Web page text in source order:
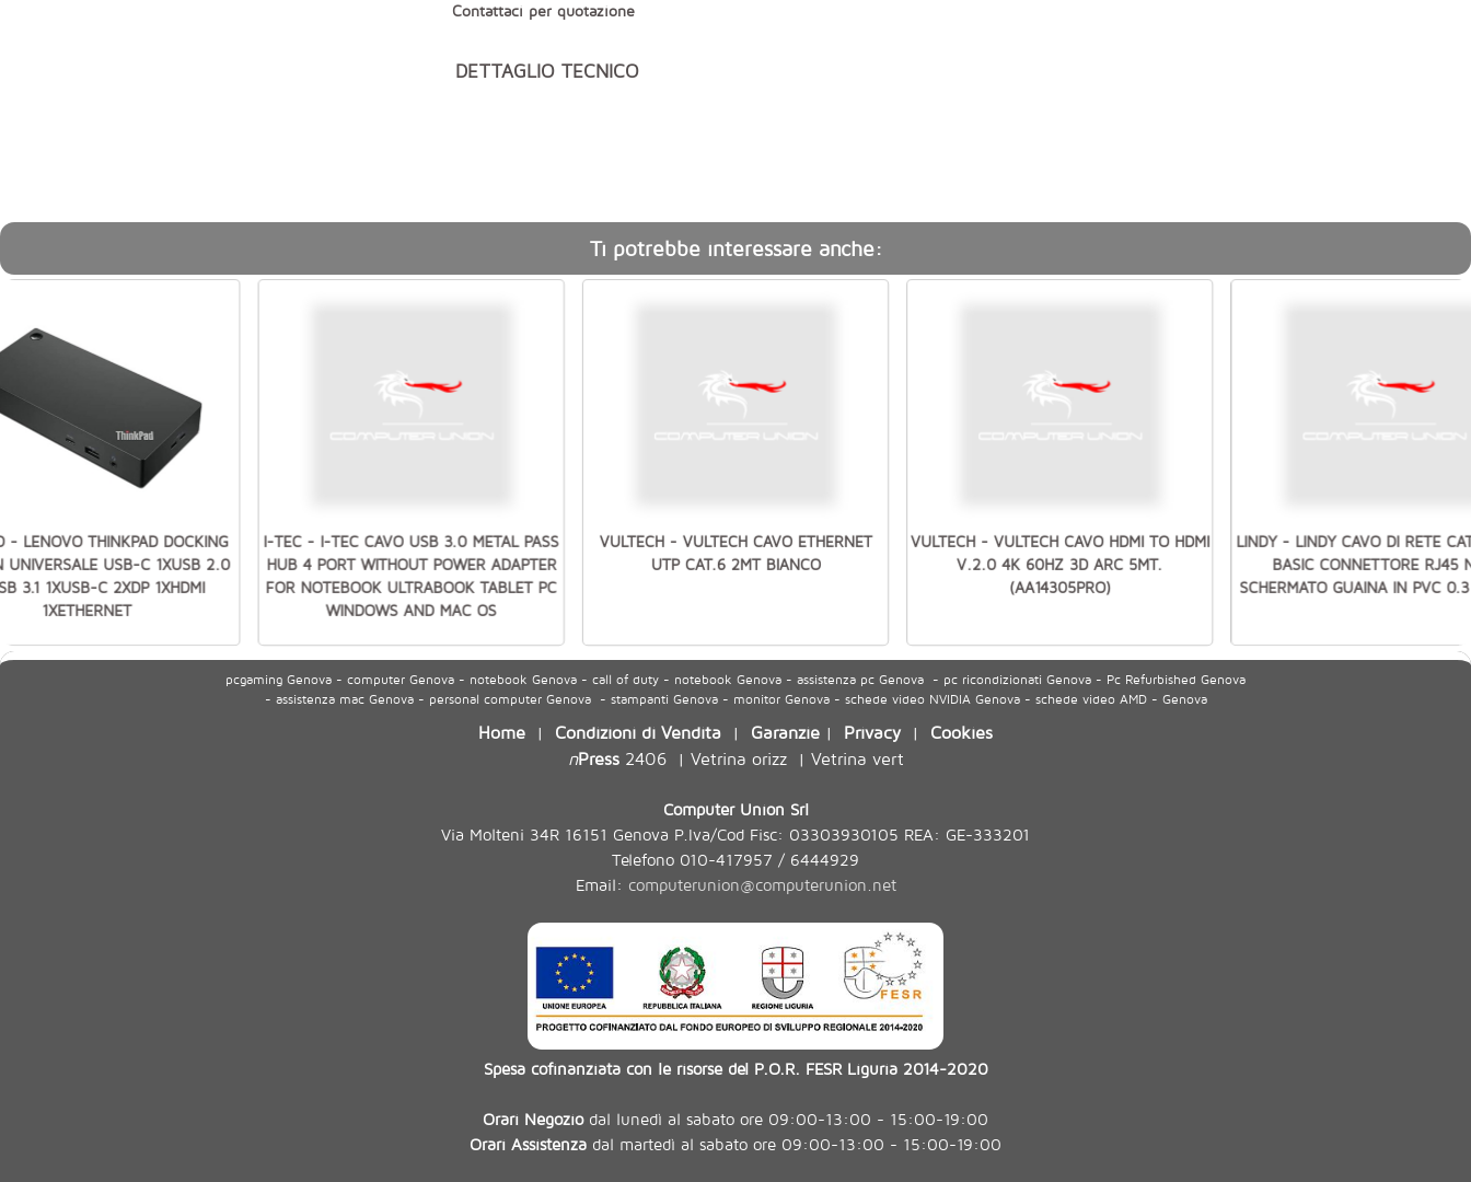
Contattaci per quotazione
DETTAGLIO TECNICO
Ti potrebbe interessare anche:
I-TEC - I-TEC CAVO USB 3.0 METAL PASS
HUB 4 PORT WITHOUT POWER ADAPTER
FOR NOTEBOOK ULTRABOOK TABLET PC
WINDOWS AND MAC OS
VULTECH - VULTECH CAVO ETHERNET
UTP CAT.6 2MT BIANCO
VULTECH - VULTECH CAVO HDMI TO HDMI
V.2.0 4K 60HZ 3D ARC 5MT.
(AA14305PRO)
LINDY - LINDY CAVO DI RETE
BASIC CONNETTORE RJ45
SCHERMATO GUAINA IN PVC
- LENOVO THINKPAD DOCKING
UNIVERSALE USB-C 1XUSB 2.0
3.1 1XUSB-C 2XDP 1XHDMI
1XETHERNET
pcgaming Genova - computer Genova - notebook Genova - call of duty - notebook Genova - assistenza pc Genova - pc ricondizionati Genova - Pc Refurbished Genova
- assistenza mac Genova - personal computer Genova - stampanti Genova - monitor Genova - schede video NVIDIA Genova - schede video AMD - Genova
Home | Condizioni di Vendita | Garanzie | Privacy| Cookies
nPress2406| Vetrina orizz| Vetrina vert
Computer Union Srl
Via Molteni 34R 16151 Genova P.Iva/Cod Fisc: 03303930105 REA: GE-333201
Telefono 010-417957 / 6444929
Email: computerunion@computerunion.net
Spesa cofinanziata con le risorse del P.O.R. FESR Liguria 2014-2020
Orari Negoziodal lunedì al sabato ore 09:00-13:00 - 15:00-19:00
Orari Assistenza dal martedì al sabato ore 09:00-13:00 - 15:00-19:00